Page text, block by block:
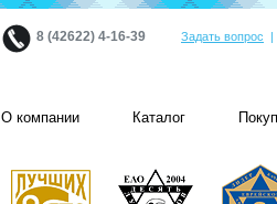
8 (42622) 4-16-39 Задать вопрос |
О компании Каталог